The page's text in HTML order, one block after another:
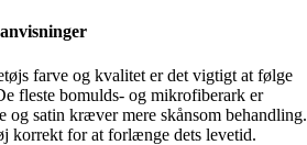
farve og kvalitet er det vigtigt at følge
fleste bomulds- og mikrofiberark er
og satin kræver mere skånsom behandling.
korrekt for at forlænge dets levetid.